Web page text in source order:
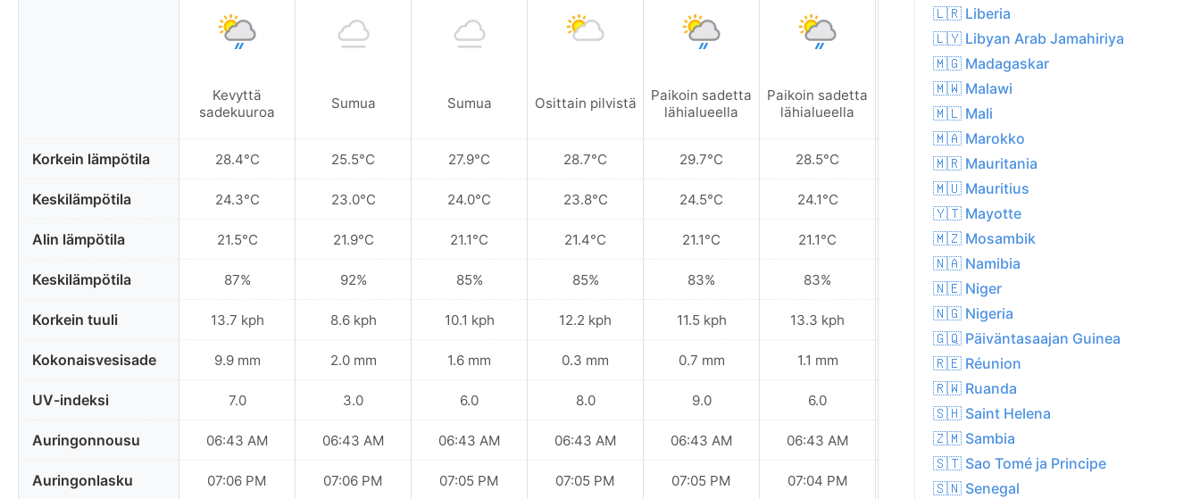
Korkein lämpötila
Keskilämpötila
Alin lämpötila
Keskilämpötila
Korkein tuuli
Kokonaisvesisade
UV-indeksi
Auringonnousu
Auringonlasku
Kevyttä
sadekuuroa
28.4°C
24.3°C
21.5°C
87%
13.7 kph
9.9 mm
7.0
06:43 AM
07:06 PM
Sumua
25.5°C
23.0°C
21.9°C
92%
8.6 kph
2.0 mm
3.0
06:43 AM
07:06 PM
Sumua
27.9°C
24.0°C
21.1°C
85%
10.1 kph
1.6 mm
6.0
06:43 AM
07:05 PM
Osittain pilvistä
28.7°C
23.8°C
21.4°C
85%
12.2 kph
0.3 mm
8.0
06:43 AM
07:05 PM
Paikoin sadetta
lähialueella
29.7°C
24.5°C
21.1°C
83%
11.5 kph
0.7 mm
9.0
06:43 AM
07:05 PM
Paikoin sadetta
lähialueella
28.5°C
24.1°C
21.1°C
83%
13.3 kph
1.1 mm
6.0
06:43 AM
07:04 PM
Sumua
28.6°C
24.1°C
21.1°C
81%
10.4 kph
0.0 mm
7.0
06:43 AM
07:04 PM
🇱🇷 Liberia
🇱🇾 Libyan Arab Jamahiriya
🇲🇬 Madagaskar
🇲🇼 Malawi
🇲🇱 Mali
🇲🇦 Marokko
🇲🇷 Mauritania
🇲🇺 Mauritius
🇾🇹 Mayotte
🇲🇿 Mosambik
🇳🇦 Namibia
🇳🇪 Niger
🇳🇬 Nigeria
🇬🇶 Päiväntasaajan Guinea
🇷🇪 Réunion
🇷🇼 Ruanda
🇸🇭 Saint Helena
🇿🇲 Sambia
🇸🇹 Sao Tomé ja Principe
🇸🇳 Senegal